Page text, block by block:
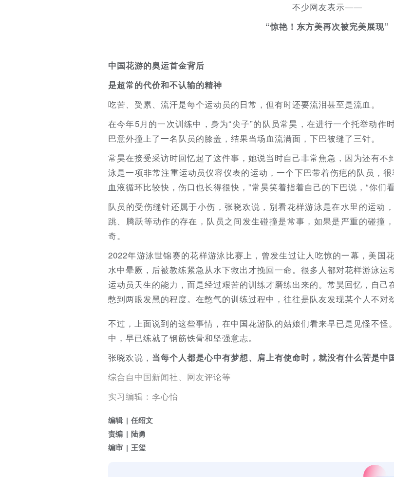
不少网友表示——
“惊艳！东方美再次被完美展现”
中国花游的奥运首金背后
‍‍是超常的代价和不认输的精神
吃苦、受累、流汗是每个运动员的日常，但有时还要流泪甚至是流血。
在今年5月的一次训练中，身为“尖子”的队员常昊，在进行一个托举动作
巴意外撞上了一名队员的膝盖，结果当场血流满面，下巴被缝了三针。
常昊在接受采访时回忆起了这件事，她说当时自己非常焦急，因为还有
泳是一项非常注重运动员仪容仪表的运动，一个下巴带着伤疤的队员，
血液循环比较快，伤口也长得很快，”常昊笑着指着自己的下巴说，“你们
队员的受伤缝针还属于小伤，张晓欢说，别看花样游泳是在水里的运动
跳、腾跃等动作的存在，队员之间发生碰撞是常事，如果是严重的碰撞
奇。
2022年游泳世锦赛的花样游泳比赛上，曾发生过让人吃惊的一幕，美国
水中晕厥，后被教练紧急从水下救出才挽回一命。很多人都对花样游泳
运动员天生的能力，而是经过艰苦的训练才磨练出来的。常昊回忆，自己
憋到两眼发黑的程度。在憋气的训练过程中，往往是队友发现某个人不对
不过，上面说到的这些事情，在中国花游队的姑娘们看来早已是见怪不怪
中，早已练就了钢筋铁骨和坚强意志。
张晓欢说， 当每个人都是心中有梦想、肩上有使命时，就没有什么苦是中
综合自中国新闻社、网友评论等
实习编辑：李心怡
编辑
任绍文
责编
陆勇
编审
王玺